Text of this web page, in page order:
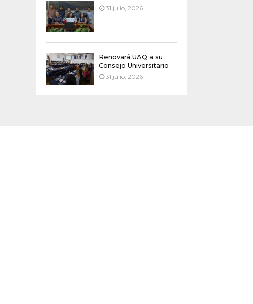
31 julio, 2026
Renovará UAQ a su
Consejo Universitario
31 julio, 2026